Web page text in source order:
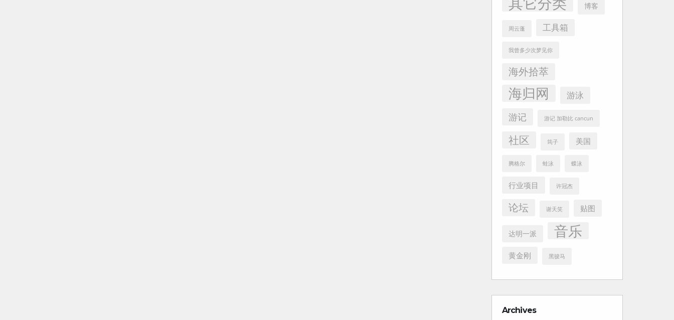
博客
周云蓬 工具箱
我曾多少次梦见你
海外拾萃
海归网 游泳
游记 游记 加勒比 cancun
社区 筠子 美国
腾格尔 蛙泳 蝶泳
行业项目 许冠杰
论坛 谢天笑 贴图
达明一派 音乐
黄金刚 黑骏马
Archives